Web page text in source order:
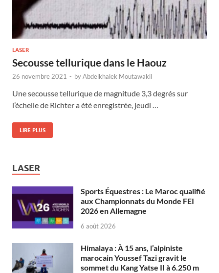
LASER
Secousse tellurique dans le Haouz
26 novembre 2021 - byAbdelkhalek Moutawakil
Une secousse tellurique de magnitude 3,3 degrés sur
l’échelle de Richter a été enregistrée, jeudi …
LIRE PLUS
LASER
Sports Équestres : Le Maroc qualifié
aux Championnats du Monde FEI
2026 en Allemagne
6 août 2026
Himalaya : À 15 ans, l’alpiniste
marocain Youssef Tazi gravit le
sommet du Kang Yatse II à 6.250 m